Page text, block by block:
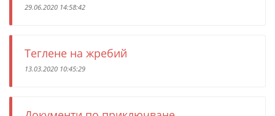
29.06.2020 14:58:42
Теглене на жребий
13.03.2020 10:45:29